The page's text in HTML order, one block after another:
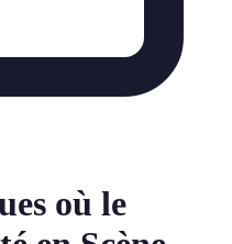
où le